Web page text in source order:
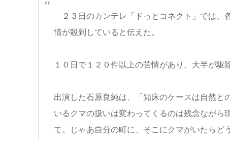
２３日のカンテレ「ドっとコネクト」では、
情が殺到していると伝えた。
１０日で１２０件以上の苦情があり、大半が駆
出演した石原良純は、「知床のケースは自然と
いるクマの扱いは変わってくるのは残念ながら
て。じゃあ自分の町に、そこにクマがいたらど